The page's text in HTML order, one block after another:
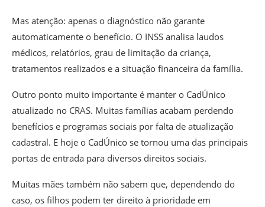
Mas atenção: apenas o diagnóstico não garante
automaticamente o benefício. O INSS analisa laudos
médicos, relatórios, grau de limitação da criança,
tratamentos realizados e a situação financeira da família.
Outro ponto muito importante é manter o CadÚnico
atualizado no CRAS. Muitas famílias acabam perdendo
benefícios e programas sociais por falta de atualização
cadastral. E hoje o CadÚnico se tornou uma das principais
portas de entrada para diversos direitos sociais.
Muitas mães também não sabem que, dependendo do
caso, os filhos podem ter direito à prioridade em